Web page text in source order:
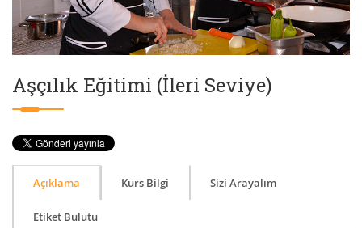
Aşçılık Eğitimi (İleri Seviye)
Açıklama Kurs Bilgi Sizi Arayalım
Etiket Bulutu